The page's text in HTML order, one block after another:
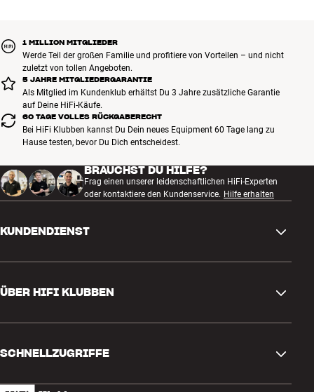
1 MILLION MITGLIEDER
Werde Teil der großen Familie und profitiere von Vorteilen – und nicht
zuletzt von tollen Angeboten.
5 JAHRE MITGLIEDERGARANTIE
Als Mitglied im Kundenklub erhältst Du 3 Jahre zusätzliche Garantie
auf Deine HiFi-Käufe.
60 TAGE VOLLES RÜCKGABERECHT
Bei HiFi Klubben kannst Du Dein neues Equipment 60 Tage lang zu
Hause testen, bevor Du Dich entscheidest.
BRAUCHST DU HILFE?
Frag einen unserer leidenschaftlichen HiFi-Experten
oder kontaktiere den Kundenservice. Hilfe erhalten
KUNDENDIENST
Rückgabe und Reklamation
Bestellung widerrufen
ÜBER HIFI KLUBBEN
Kundenklub
SCHNELLZUGRIFFE